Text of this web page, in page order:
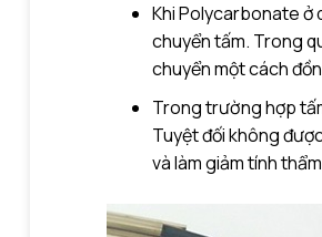
Khi Polycarbonate ở
chuyển tấm. Trong
chuyển một cách
Trong trường hợp
Tuyệt đối không
và làm giảm tính